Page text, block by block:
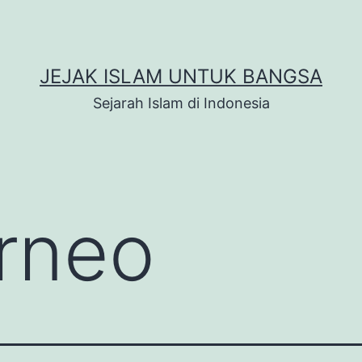
JEJAK ISLAM UNTUK BANGSA
Sejarah Islam di Indonesia